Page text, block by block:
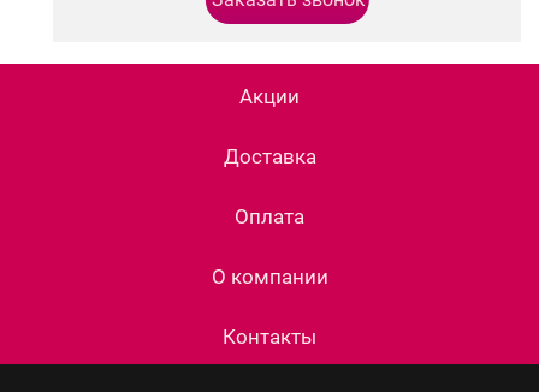
Акции
Доставка
Оплата
О компании
Контакты